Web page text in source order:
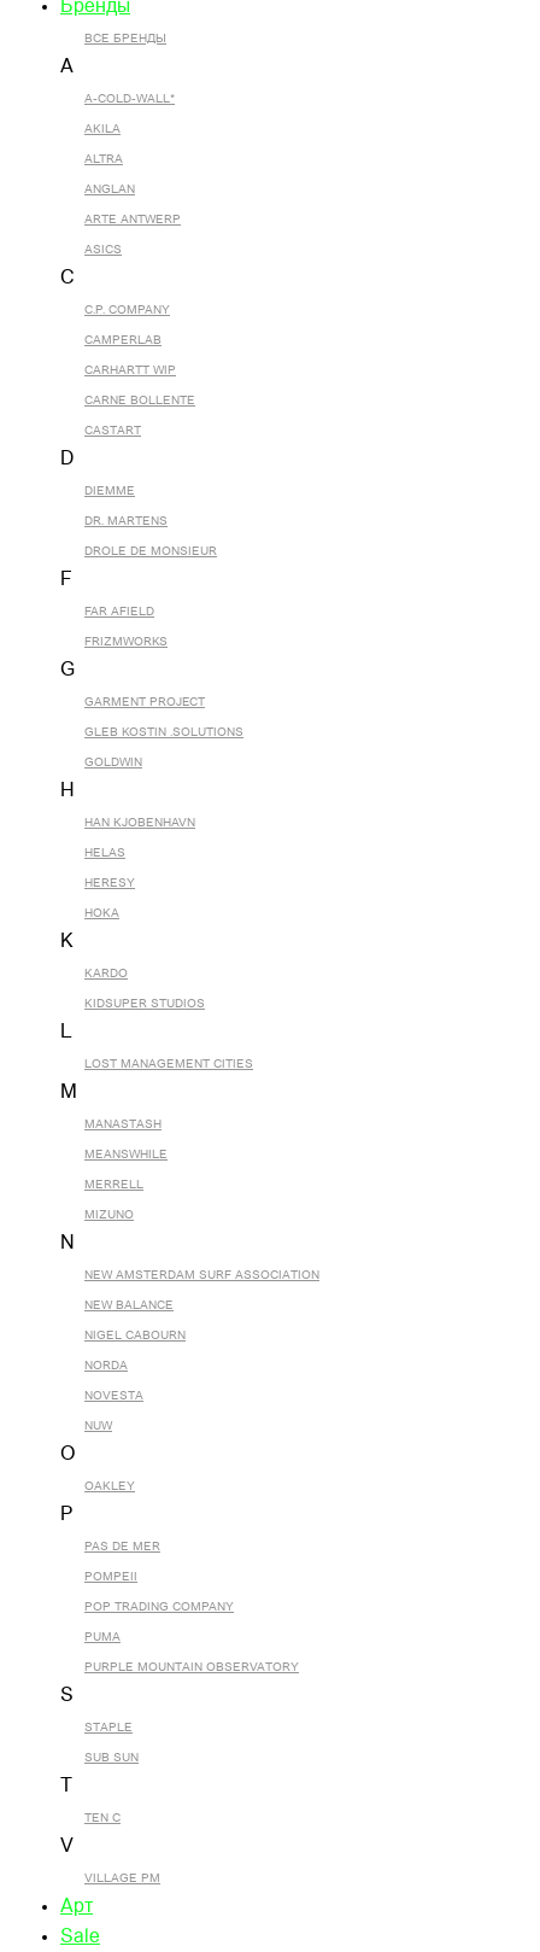
Бренды
ВСЕ БРЕНДЫ
A
A-COLD-WALL*
AKILA
ALTRA
ANGLAN
ARTE ANTWERP
ASICS
C
C.P. COMPANY
CAMPERLAB
CARHARTT WIP
CARNE BOLLENTE
CASTART
D
DIEMME
DR. MARTENS
DROLE DE MONSIEUR
F
FAR AFIELD
FRIZMWORKS
G
GARMENT PROJECT
GLEB KOSTIN .SOLUTIONS
GOLDWIN
H
HAN KJOBENHAVN
HELAS
HERESY
HOKA
K
KARDO
KIDSUPER STUDIOS
L
LOST MANAGEMENT CITIES
M
MANASTASH
MEANSWHILE
MERRELL
MIZUNO
N
NEW AMSTERDAM SURF ASSOCIATION
NEW BALANCE
NIGEL CABOURN
NORDA
NOVESTA
NUW
O
OAKLEY
P
PAS DE MER
POMPEII
POP TRADING COMPANY
PUMA
PURPLE MOUNTAIN OBSERVATORY
S
STAPLE
SUB SUN
TEN C
V
VILLAGE PM
Арт
Sale